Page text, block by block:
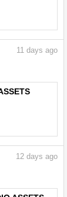
11 days ago
12 days ago